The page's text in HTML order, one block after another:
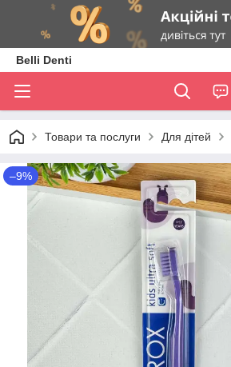
Belli Denti
Товари та послуги Для дітей
–9%